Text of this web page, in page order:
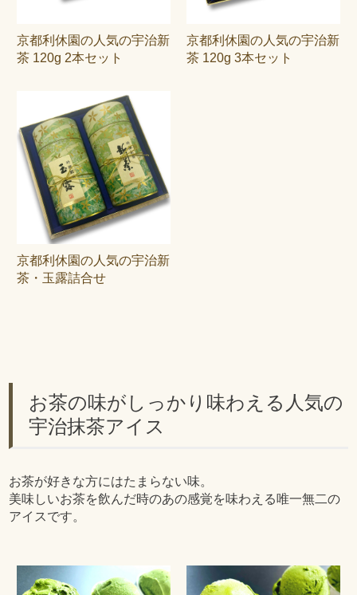
京都利休園の人気の宇治新
茶 120g 2本セット
京都利休園の人気の宇治新
茶 120g 3本セット
京都利休園の人気の宇治新
茶・玉露詰合せ
お茶の味がしっかり味わえる人気の
宇治抹茶アイス
お茶が好きな方にはたまらない味。
美味しいお茶を飲んだ時のあの感覚を味わえる唯一無二の
アイスです。